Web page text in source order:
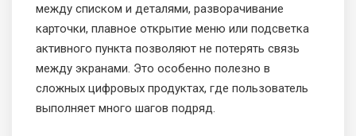
между списком и деталями, разворачивание
карточки, плавное открытие меню или подсветка
активного пункта позволяют не потерять связь
между экранами. Это особенно полезно в
сложных цифровых продуктах, где пользователь
выполняет много шагов подряд.